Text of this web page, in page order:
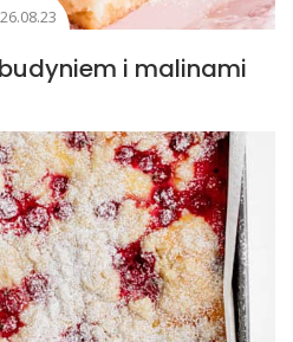
26.08.23
i malinami